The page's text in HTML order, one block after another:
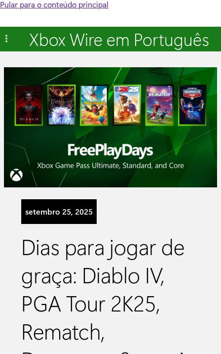
Pular para o conteúdo principal
Xbox Wire em Português
setembro 25, 2025
Dias para jogar de
graça: Diablo IV,
PGA Tour 2K25,
Rematch,